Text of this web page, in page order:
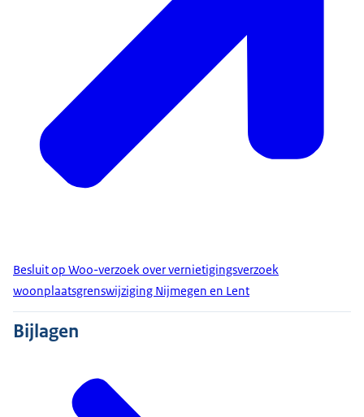
Besluit op Woo-verzoek over vernietigingsverzoek
woonplaatsgrenswijziging Nijmegen en Lent
Bijlagen